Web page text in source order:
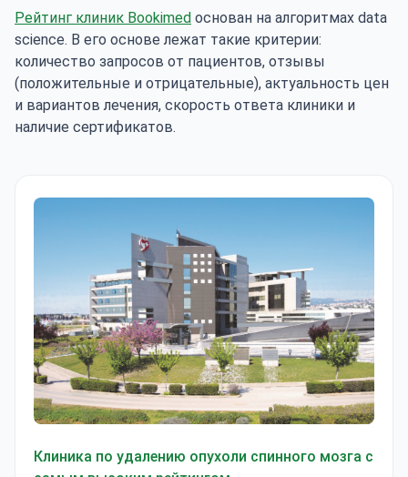
Рейтинг клиник Bookimed основан на алгоритмах data
science. В его основе лежат такие критерии:
количество запросов от пациентов, отзывы
(положительные и отрицательные), актуальность цен
и вариантов лечения, скорость ответа клиники и
наличие сертификатов.
Клиника по удалению опухоли спинного мозга с